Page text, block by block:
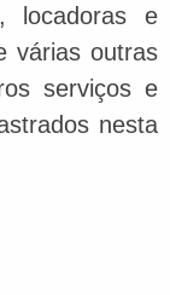
locadoras e
várias outras
serviços e
nesta